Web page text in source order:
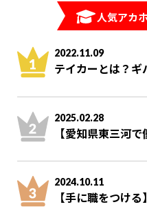
人気アカ
2022.11.09
テイカーとは？
2025.02.28
【愛知県東三河
2024.10.11
【手に職をつけ